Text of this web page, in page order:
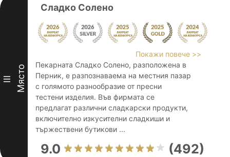
III Място
Сладко Солено
Покажи повече >>
Пекарната Сладко Солено, разположена в
Перник, е разпознаваема на местния пазар
с голямото разнообразие от пресни
тестени изделия. Във фирмата се
предлагат различни сладкарски продукти,
включително изкусителни сладкиши и
тържествени бутикови ...
9.0 (492)